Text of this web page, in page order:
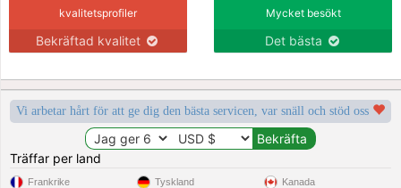
kvalitetsprofiler
Bekräftad kvalitet
Mycket besökt
Det bästa
Vi arbetar hårt för att ge dig den bästa servicen, var snäll och stöd oss
Träffar per land
Frankrike Tyskland Kanada